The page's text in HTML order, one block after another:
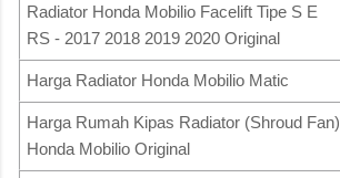
Radiator Honda Mobilio Facelift Tipe S E
RS - 2017 2018 2019 2020 Original
Harga Radiator Honda Mobilio Matic
Harga Rumah Kipas Radiator (Shroud Fan)
Honda Mobilio Original